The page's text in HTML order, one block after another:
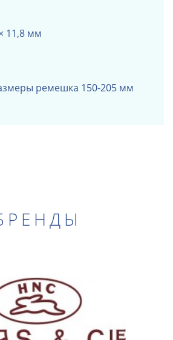
11,8 мм
ремешка 150-205 мм